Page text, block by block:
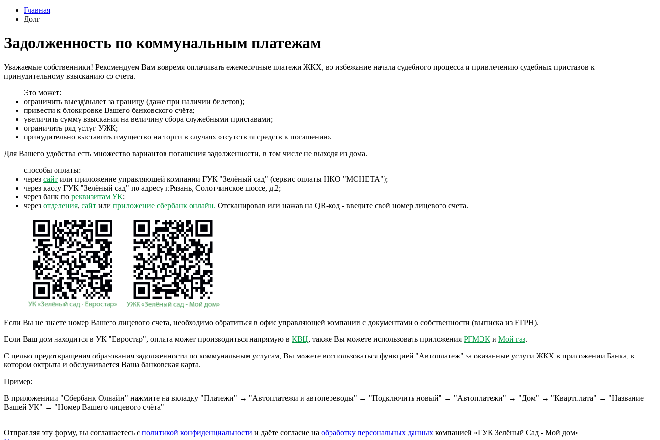
Главная
Долг
Задолженность по коммунальным платежам
Уважаемые собственники! Рекомендуем Вам вовремя оплачивать ежемесячные платежи ЖКХ, во избежание начала судебного процесса и привлечению судебных приставов к
принудительному взысканию со счета.
Это может:
ограничить выезд\вылет за границу (даже при наличии билетов);
привести к блокировке Вашего банковского счёта;
увеличить сумму взыскания на величину сбора служебными приставами;
ограничить ряд услуг УЖК;
принудительно выставить имущество на торги в случаях отсутствия средств к погашению.
Для Вашего удобства есть множество вариантов погашения задолженности, в том числе не выходя из дома.
способы оплаты:
через сайт или приложение управляющей компании ГУК "Зелёный сад" (сервис оплаты НКО "МОНЕТА");
через кассу ГУК "Зелёный сад" по адресу г.Рязань, Солотчинское шоссе, д.2;
через банк по реквизитам УК;
через отделения, сайт или приложение сбербанк онлайн. Отсканировав или нажав на QR-код - введите свой номер лицевого счета.
Если Вы не знаете номер Вашего лицевого счета, необходимо обратиться в офис управляющей компании с документами о собственности (выписка из ЕГРН).
Если Ваш дом находится в УК "Евростар", оплата может производиться напрямую в КВЦ, также Вы можете использовать приложения РГМЭК и Мой газ.
С целью предотвращения образования задолженности по коммунальным услугам, Вы можете воспользоваться функцией "Автоплатеж" за оказанные услуги ЖКХ в приложении Банка, в
котором октрыта и обслуживается Ваша банковская карта.
Пример:
В приложениии "Сбербанк Олнайн" нажмите на вкладку "Платежи" → "Автоплатежи и автопереводы" → "Подключить новый" → "Автоплатежи" → "Дом" → "Квартплата" → "Название
Вашей УК" → "Номер Вашего лицевого счёта".
Отправляя эту форму, вы соглашаетесь с политикой конфиденциальности и даёте согласие на обработку персональных данных компанией «ГУК Зелёный Сад - Мой дом»